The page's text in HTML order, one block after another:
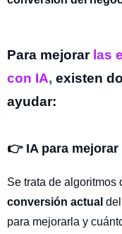
Para mejorar las
con IA, existen
ayudar:
👉 IA para
Se trata de algoritmos
conversión actual
para mejorarla y